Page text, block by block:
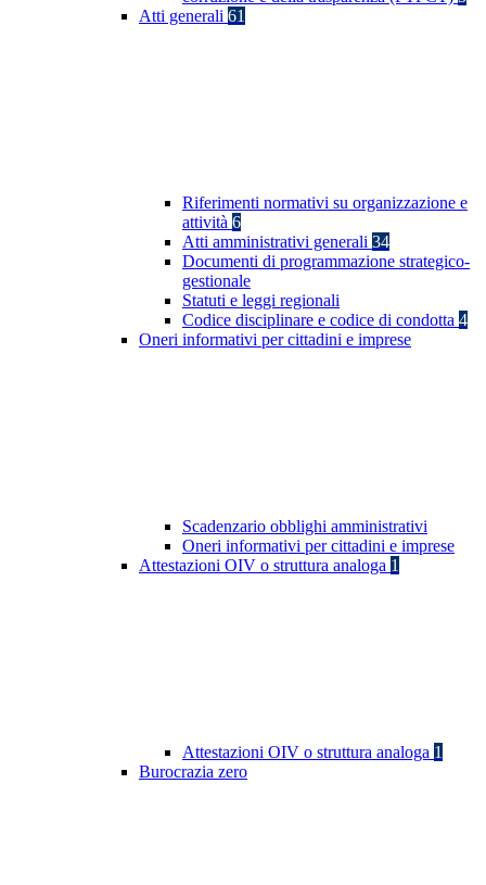
Atti generali 61
Riferimenti normativi su organizzazione e
attività 6
Atti amministrativi generali 34
Documenti di programmazione strategico-
gestionale
Statuti e leggi regionali
Codice disciplinare e codice di condotta 4
Oneri informativi per cittadini e imprese
Scadenzario obblighi amministrativi
Oneri informativi per cittadini e imprese
Attestazioni OIV o struttura analoga 1
Attestazioni OIV o struttura analoga 1
Burocrazia zero